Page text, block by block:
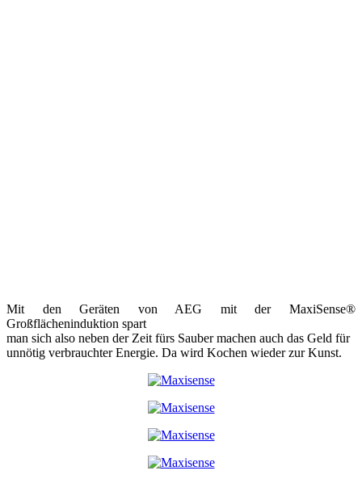
Mit den Geräten von AEG mit der MaxiSense®
Großflächeninduktion spart
man sich also neben der Zeit fürs Sauber machen auch das Geld für
unnötig verbrauchter Energie. Da wird Kochen wieder zur Kunst.